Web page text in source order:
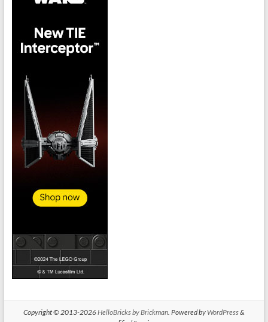
Copyright © 2013-2026HelloBricks by Brickman. Powered by WordPress&